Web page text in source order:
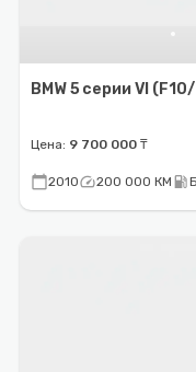
BMW 5 серии VI
Цена: 9 700 000 ₸
calendar_today2010speed200 000 КМ local_gas_station